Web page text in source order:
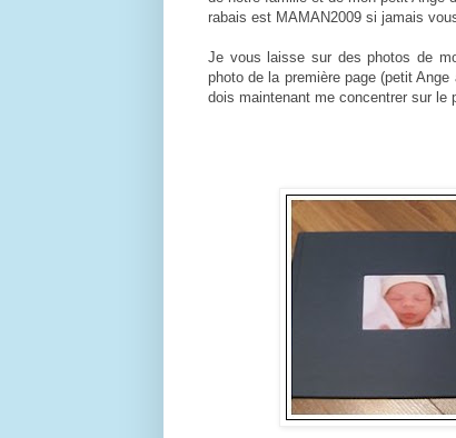
rabais est MAMAN2009 si jamais
Je vous laisse sur des photos de
photo de la première page (petit
dois maintenant me concentrer sur